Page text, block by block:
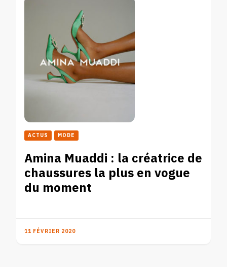
ACTUS MODE
Amina Muaddi : la créatrice de
chaussures la plus en vogue
du moment
11 FÉVRIER 2020